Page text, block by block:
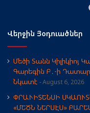
Վերջին Յօդուածներ
Մեծի Տանն Կիլիկիոյ
Գարեգին Բ․-ի
Նկատէ
August 6, 2026
ՓՐԱՒԻՏԵՆՍԻ
«ՄԵԾՆ ՆԵՐՍԷՍ»